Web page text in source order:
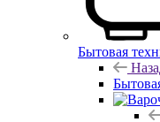
Бытовая